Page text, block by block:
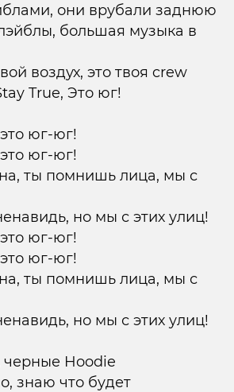
они врубали заднюю
большая музыка в
воздух, это твоя crew
True, Это юг!
юг-юг!
юг-юг!
ты помнишь лица, мы с
но мы с этих улиц!
юг-юг!
юг-юг!
ты помнишь лица, мы с
но мы с этих улиц!
черные Hoodie
знаю что будет